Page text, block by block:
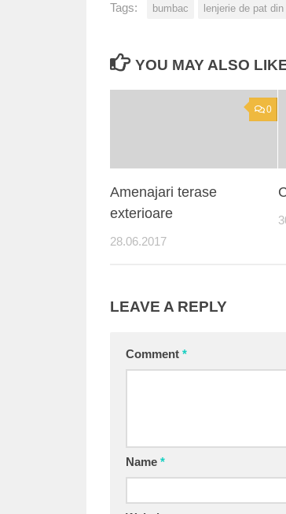
Tags: bumbac lenjerie de pat
YOU MAY ALSO
0
Amenajari terase
exterioare
28.06.2017
LEAVE A REPLY
Comment *
Name *